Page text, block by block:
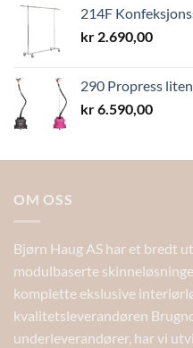
214F
kr 2.690,00
290 Propress liten
kr6.590,00
OM OSS
Bjørn Haug AS har et bredt
modulbaserte
komplette ekslusive
kvalitetsleverandøren
underleverandører, har vi